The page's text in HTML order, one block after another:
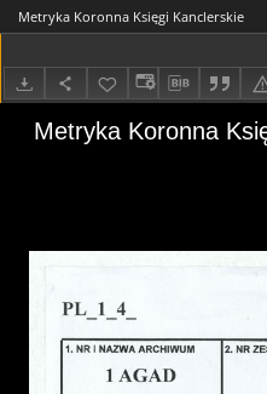
Metryka Koronna Księgi Kanclerskie